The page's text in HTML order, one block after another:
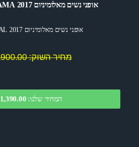
אופני נשים מאלומיניום 2017 YOKOGAMA…
אופני נשים מאלומיניום 2017 SPEKAL…
מחיר השוק: ₪1,900.00
המחיר שלנו: 1,390.00